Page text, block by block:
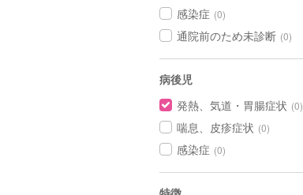
感染症 (0)
通院前のため未診断 (0)
病後児
発熱、気道・胃腸症状 (0)
喘息、皮疹症状 (0)
感染症 (0)